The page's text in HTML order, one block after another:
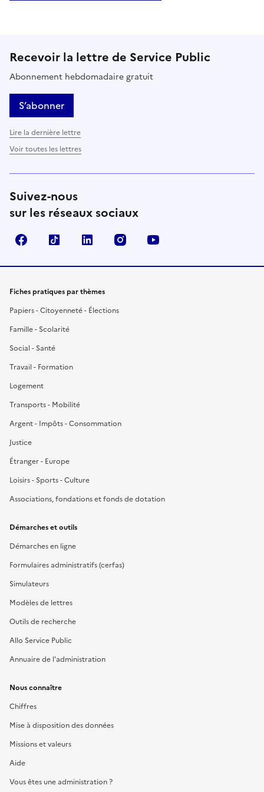
Recevoir la lettre de Service Public
Abonnement hebdomadaire gratuit
S’abonner
Lire la dernière lettre
Voir toutes les lettres
Suivez-nous
sur les réseaux sociaux
FacebookTikTok LinkedIn Instagram
Fiches pratiques par thèmes
Papiers - Citoyenneté - Élections
Famille - Scolarité
Social - Santé
Travail - Formation
Logement
Transports - Mobilité
Argent - Impôts - Consommation
Justice
Étranger - Europe
Loisirs - Sports - Culture
Associations, fondations et fonds de dotation
Démarches et outils
Démarches en ligne
Formulaires administratifs (cerfas)
Simulateurs
Modèles de lettres
Outils de recherche
Allo Service Public
Annuaire de l'administration
Nous connaître
Chiffres
Mise à disposition des données
Missions et valeurs
Aide
Vous êtes une administration ?